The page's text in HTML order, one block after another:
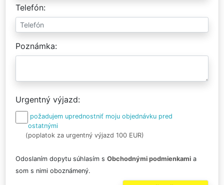
Telefón
Poznámka
Urgentný výjazd
požadujem uprednostniť moju objednávku pred
ostatnými
(poplatok za urgentný výjazd 100 EUR)
Odoslaním dopytu súhlasím s Obchodnými podmienkami a
som s nimi oboznámený.